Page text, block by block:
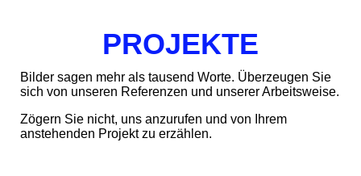
PROJEKTE
Bilder sagen mehr als tausend Worte. Überzeugen Sie
sich von unseren Referenzen und unserer Arbeitsweise.
Zögern Sie nicht, uns anzurufen und von Ihrem
anstehenden Projekt zu erzählen.